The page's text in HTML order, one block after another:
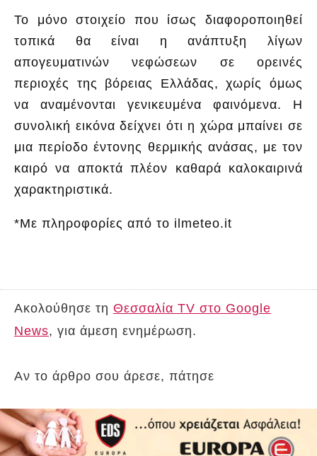
Το μόνο στοιχείο που ίσως διαφοροποιηθεί
τοπικά θα είναι η ανάπτυξη λίγων
απογευματινών νεφώσεων σε ορεινές
περιοχές της βόρειας Ελλάδας, χωρίς όμως
να αναμένονται γενικευμένα φαινόμενα. Η
συνολική εικόνα δείχνει ότι η χώρα μπαίνει σε
μια περίοδο έντονης θερμικής ανάσας, με τον
καιρό να αποκτά πλέον καθαρά καλοκαιρινά
χαρακτηριστικά.
*Με πληροφορίες από το ilmeteo.it
Ακολούθησε τη Θεσσαλία TV στο Google
News, για άμεση ενημέρωση.
Αν το άρθρο σου άρεσε, πάτησε